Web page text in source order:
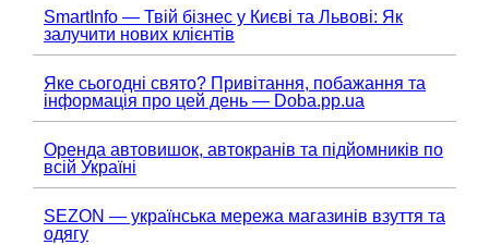
SmartInfo — Твій бізнес у Києві та Львові: Як
залучити нових клієнтів
Яке сьогодні свято? Привітання, побажання та
інформація про цей день — Doba.pp.ua
Оренда автовишок, автокранів та підйомників по
всій Україні
SEZON — українська мережа магазинів взуття та
одягу